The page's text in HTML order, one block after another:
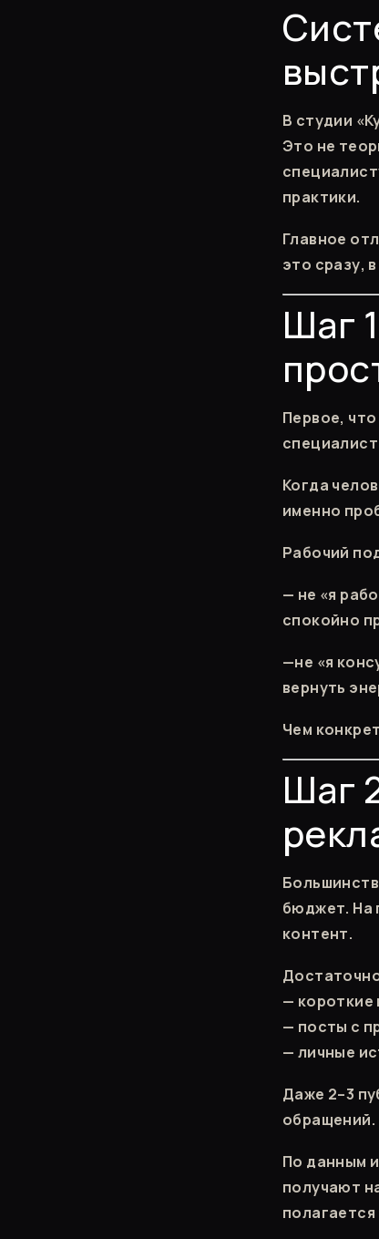
В студии
Это не
практики.
Главное
это сразу,
Шаг
Первое,
Когда
именно
Рабочий
— не «я
спокойно
—не «я
вернуть
Чем
Шаг
бюджет. На
контент.
— короткие
— посты с
— личные
Даже 2–3
обращений.
По данным
получают